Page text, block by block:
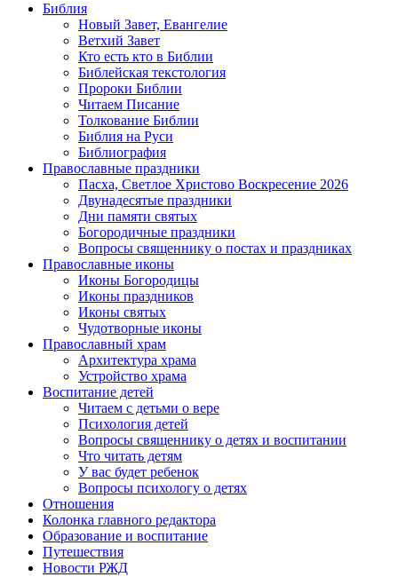
Библия
Новый Завет, Евангелие
Ветхий Завет
Кто есть кто в Библии
Библейская текстология
Пророки Библии
Читаем Писание
Толкование Библии
Библия на Руси
Библиография
Православные праздники
Пасха, Светлое Христово Воскресение 2026
Двунадесятые праздники
Дни памяти святых
Богородичные праздники
Вопросы священнику о постах и праздниках
Православные иконы
Иконы Богородицы
Иконы праздников
Иконы святых
Чудотворные иконы
Православный храм
Архитектура храма
Устройство храма
Воспитание детей
Читаем с детьми о вере
Психология детей
Вопросы священнику о детях и воспитании
Что читать детям
У вас будет ребенок
Вопросы психологу о детях
Отношения
Колонка главного редактора
Образование и воспитание
Путешествия
Новости РЖД